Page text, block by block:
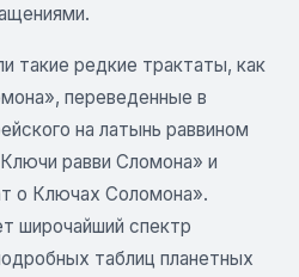
такие редкие трактаты, как
переведенные в
на латынь раввином
равви Сломона» и
о Ключах Соломона».
широчайший спектр
таблиц планетных